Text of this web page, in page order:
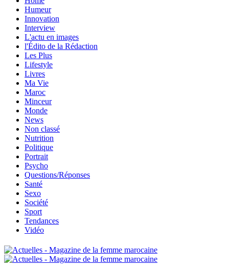
Humeur
Innovation
Interview
L'actu en images
l'Édito de la Rédaction
Les Plus
Lifestyle
Livres
Ma Vie
Maroc
Minceur
Monde
News
Non classé
Nutrition
Politique
Portrait
Psycho
Questions/Réponses
Santé
Sexo
Société
Sport
Tendances
Vidéo